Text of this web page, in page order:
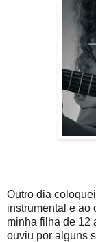
Outro dia
instrumental e ao
minha filha de 12
ouviu por alguns